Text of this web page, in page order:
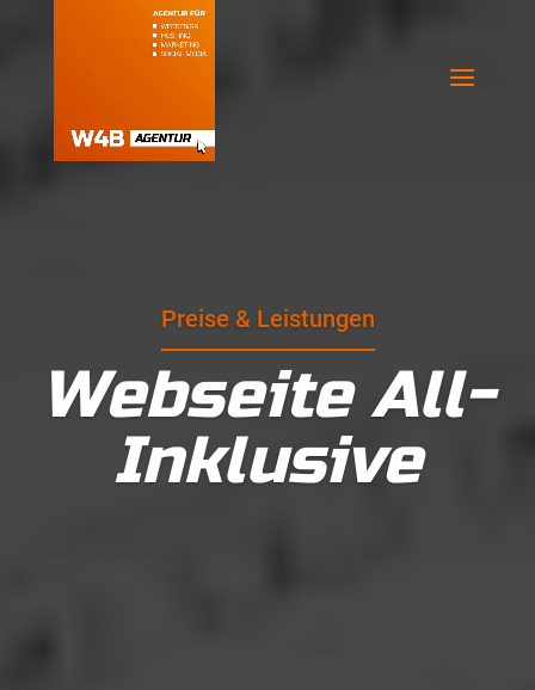
Preise & Leistungen
Webseite All-
Inklusive